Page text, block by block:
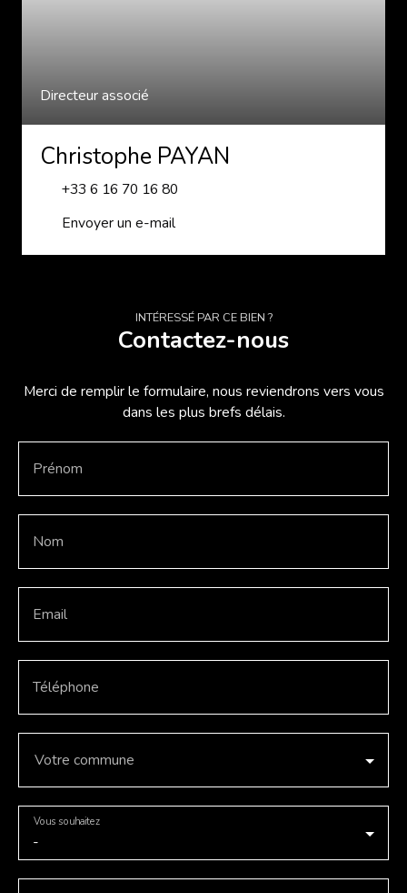
Directeur associé
Christophe PAYAN
+33 6 16 70 16 80
Envoyer un e-mail
INTÉRESSÉ PAR CE BIEN ?
Contactez-nous
Merci de remplir le formulaire, nous reviendrons vers vous
dans les plus brefs délais.
Prénom
Nom
Email
Téléphone
Votre commune
-
Vous souhaitez